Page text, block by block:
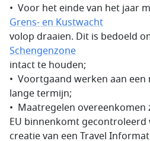
• Voor het einde van het jaar
Grens- en Kustwacht
volop draaien. Dit is bedoeld
Schengenzone
intact te houden;
• Voortgaand werken aan
lange termijn;
• Maatregelen overeenkomen
EU binnenkomt
creatie van een Travel